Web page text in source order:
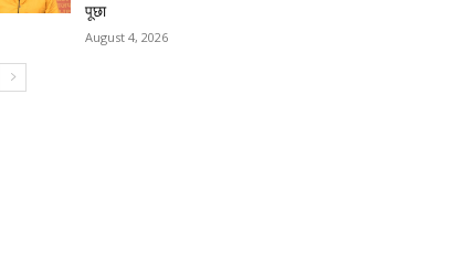
पूछा
August 4, 2026